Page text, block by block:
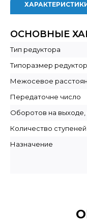
ОСНОВНЫЕ
Тип редуктора
Типоразмер
Межосевое
Передаточне число
Оборотов на
Количество ступеней
Назначение